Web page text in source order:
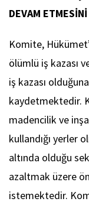
DEVAM
Komite,
ölümlü iş kazası
iş kazası
kaydetmektedir.
madencilik ve
kullandığı yerler
altında olduğu
azaltmak üzere
istemektedir.